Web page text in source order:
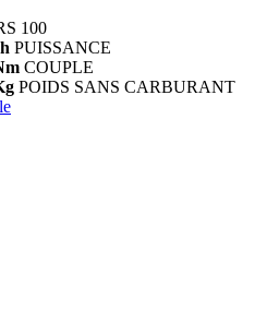
100
PUISSANCE
COUPLE
POIDS SANS CARBURANT